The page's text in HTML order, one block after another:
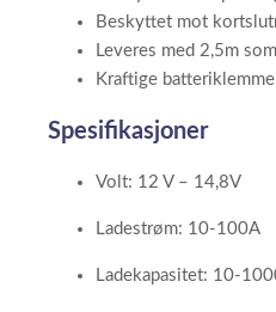
Beskyttet mot
Leveres med 2,5m
Kraftige
Spesifikasjoner
Volt: 12 V – 14,8V
Ladestrøm: 10-100A
Ladekapasitet: 10-